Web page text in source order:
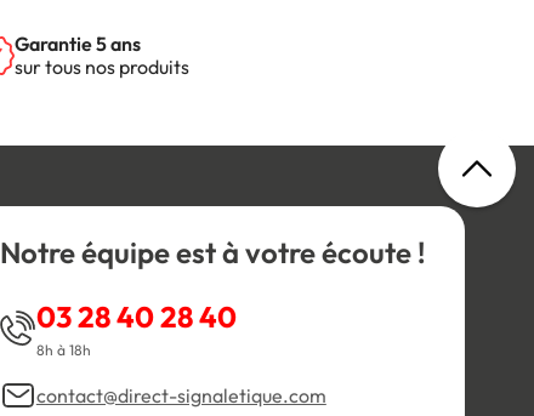
Garantie 5 ans
sur tous nos produits
Notre équipe est à votre écoute !
03 28 40 28 40
8h à 18h
contact@direct-signaletique.com